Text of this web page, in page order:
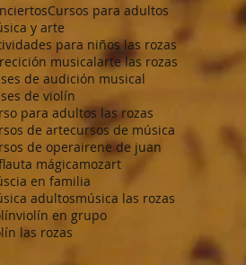
Cursos para adultos
y arte
para niños las rozas
musicalarte las rozas
de audición musical
de violín
para adultos las rozas
de artecursos de música
de operairene de juan
mágicamozart
en familia
adultosmúsica las rozas
violín en grupo
las rozas